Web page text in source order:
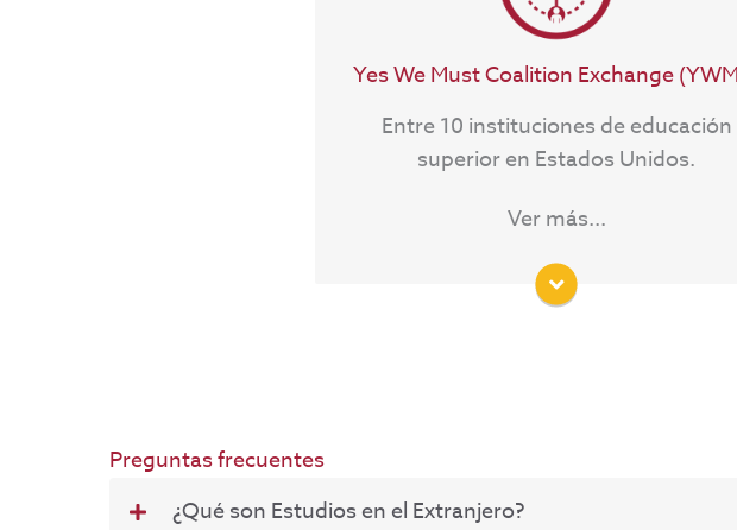
Yes We Must Coalition Exchange
Entre 10 instituciones de educación
superior en Estados Unidos.
Ver más...
Para más información, comunícate con
Preguntas frecuentes
¿Qué son Estudios en el Extranjero?